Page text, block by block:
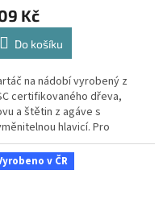
Kč
Do košíku
na nádobí vyrobený z
certifikovaného dřeva,
a štětin z agáve s
hlavicí. Pro
mytí nádobí, poradí si
připálenými hrnci a pánvemi.
v ČR